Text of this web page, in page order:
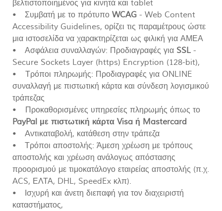
βελτιστοποιημένος για κινητά και tablet
• Συμβατή με το πρότυπο WCAG - Web Content
Accessibility Guidelines, ορίζει τις παραμέτρους ώστε
μια ιστοσελίδα να χαρακτηρίζεται ως φιλική για ΑΜΕΑ
• Ασφάλεια συναλλαγών: Προδιαγραφές για SSL -
Secure Sockets Layer (https) Encryption (128-bit),
• Τρόποι πληρωμής: Προδιαγραφές για ONLINE
συναλλαγή με πιστωτική κάρτα και σύνδεση λογισμικού
τράπεζας
• Προκαθορισμένες υπηρεσίες πληρωμής όπως το
PayPal με πιστωτική κάρτα Visa ή Mastercard
• Aντικαταβολή, κατάθεση στην τράπεζα
• Τρόποι αποστολής: Άμεση χρέωση με τρόπους
αποστολής και χρέωση ανάλογως απόστασης
προορισμού με τιμοκατάλογο εταιρείας αποστολής (π.χ.
ACS, ΕΛΤΑ, DHL, SpeedEx κλπ).
• Ισχυρή και άνετη διεπαφή για τον διαχειριστή
καταστήματος,